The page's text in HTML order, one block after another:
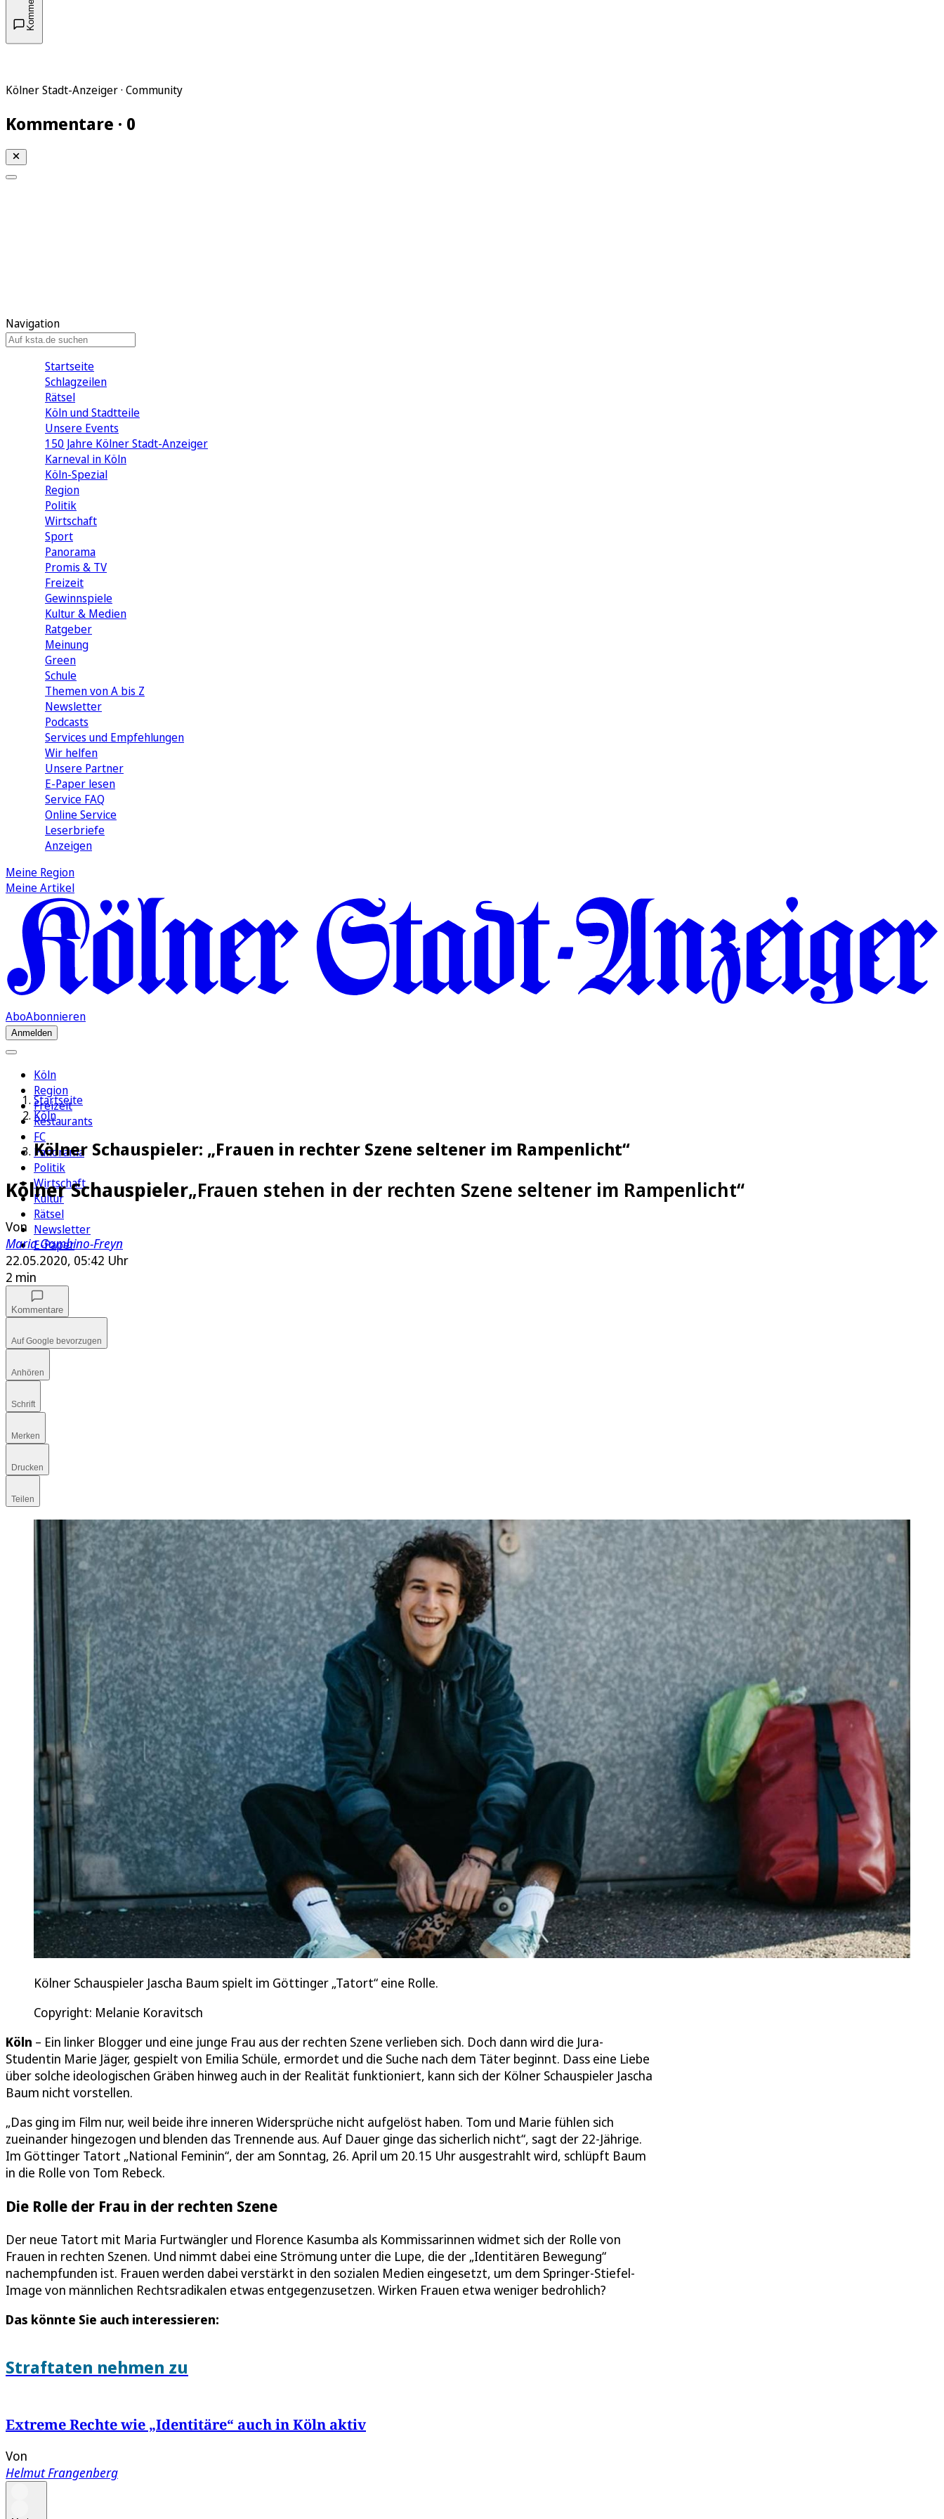
Kölner Stadt-Anzeiger · Community
Kommentare · 0
Navigation
Startseite
Schlagzeilen
Rätsel
Köln und Stadtteile
Unsere Events
150 Jahre Kölner Stadt-Anzeiger
Karneval in Köln
Köln-Spezial
Region
Politik
Wirtschaft
Sport
Panorama
Promis & TV
Freizeit
Gewinnspiele
Kultur & Medien
Ratgeber
Meinung
Green
Schule
Themen von A bis Z
Newsletter
Podcasts
Services und Empfehlungen
Wir helfen
Unsere Partner
E-Paper lesen
Service FAQ
Online Service
Leserbriefe
Anzeigen
Meine Region
Meine Artikel
AboAbonnieren
Anmelden
Köln
Region
Freizeit
Restaurants
FC
Panorama
Politik
Wirtschaft
Kultur
Rätsel
Newsletter
E-Paper
Startseite
Köln
Kölner Schauspieler: „Frauen in rechter Szene seltener im Rampenlicht“
Kölner Schauspieler„Frauen stehen in der rechten Szene seltener im Rampenlicht“
Von
Maria Gambino-Freyn
22.05.2020, 05:42 Uhr
2 min
Kommentare
Auf Google bevorzugen
Anhören
Schrift
Merken
Drucken
Teilen
Kölner Schauspieler Jascha Baum spielt im Göttinger „Tatort“ eine Rolle.
Copyright: Melanie Koravitsch
Köln – Ein linker Blogger und eine junge Frau aus der rechten Szene verlieben sich. Doch dann wird die Jura-
Studentin Marie Jäger, gespielt von Emilia Schüle, ermordet und die Suche nach dem Täter beginnt. Dass eine Liebe
über solche ideologischen Gräben hinweg auch in der Realität funktioniert, kann sich der Kölner Schauspieler Jascha
Baum nicht vorstellen.
„Das ging im Film nur, weil beide ihre inneren Widersprüche nicht aufgelöst haben. Tom und Marie fühlen sich
zueinander hingezogen und blenden das Trennende aus. Auf Dauer ginge das sicherlich nicht“, sagt der 22-Jährige.
Im Göttinger Tatort „National Feminin“, der am Sonntag, 26. April um 20.15 Uhr ausgestrahlt wird, schlüpft Baum
in die Rolle von Tom Rebeck.
Die Rolle der Frau in der rechten Szene
Der neue Tatort mit Maria Furtwängler und Florence Kasumba als Kommissarinnen widmet sich der Rolle von
Frauen in rechten Szenen. Und nimmt dabei eine Strömung unter die Lupe, die der „Identitären Bewegung“
nachempfunden ist. Frauen werden dabei verstärkt in den sozialen Medien eingesetzt, um dem Springer-Stiefel-
Image von männlichen Rechtsradikalen etwas entgegenzusetzen. Wirken Frauen etwa weniger bedrohlich?
Das könnte Sie auch interessieren:
Straftaten nehmen zu
Extreme Rechte wie „Identitäre“ auch in Köln aktiv
Von
Helmut Frangenberg